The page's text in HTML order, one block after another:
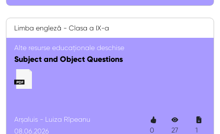
Limba engleză - Clasa a IX-a
Alte resurse educaționale deschise
Subject and Object Questions
Arșaluis - Luiza Rîpeanu
08.06.2026
0 27 1